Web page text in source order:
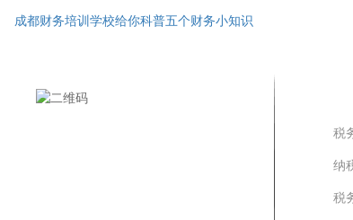
成都财务培训学校给你科普五个财务小知识
税
纳
税